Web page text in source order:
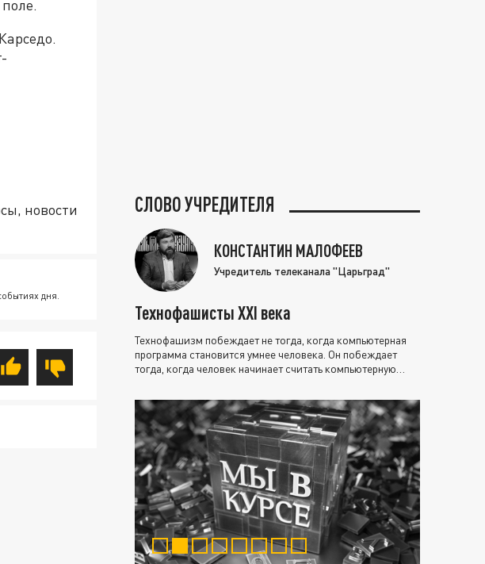
новости
дня.
СЛОВО УЧРЕДИТЕЛЯ
КОНСТАНТИН МАЛОФЕЕВ
Учредитель телеканала "Царьград"
Технофашисты XXI века
Технофашизм побеждает не тогда, когда компьютерная
программа становится умнее человека. Он побеждает
тогда, когда человек начинает считать компьютерную